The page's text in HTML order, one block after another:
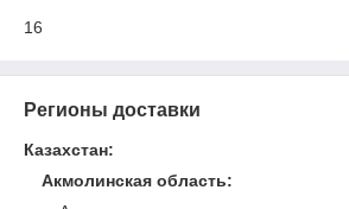
16
Регионы доставки
Казахстан:
Акмолинская область: